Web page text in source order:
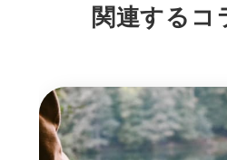
関連するコ